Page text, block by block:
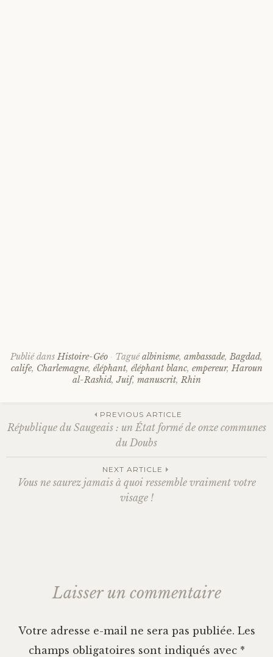
Publié dans Histoire-Géo Taguéalbinisme, ambassade, Bagdad,
calife, Charlemagne, éléphant, éléphant blanc, empereur, Haroun
al-Rashid,Juif, manuscrit, Rhin
Navigation
des
PREVIOUS ARTICLE
République du Saugeais : un État formé de onze communes
du Doubs
NEXT ARTICLE
Vous ne saurez jamais à quoi ressemble vraiment votre
visage !
Laisser un commentaire
Votre adresse e-mail ne sera pas publiée. Les
champs obligatoires sont indiqués avec *